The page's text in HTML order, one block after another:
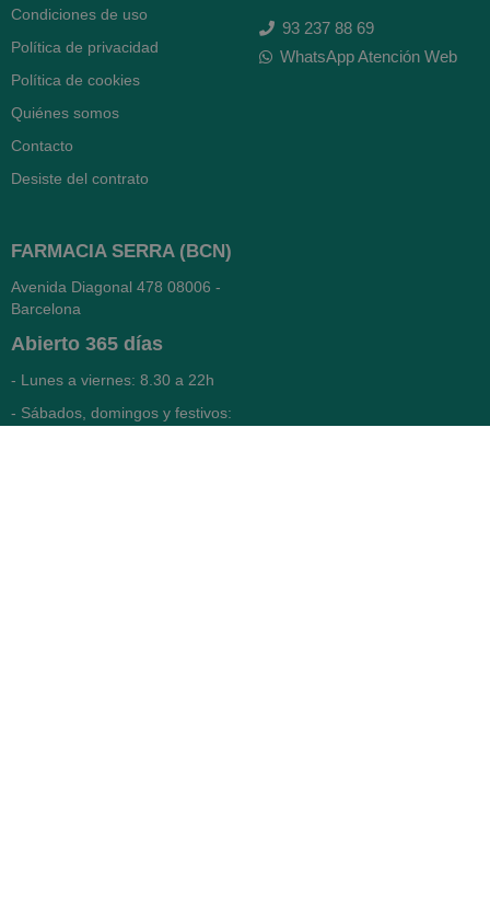
Condiciones de uso
Política de privacidad
Política de cookies
Quiénes somos
Contacto
Desiste del contrato
93 237 88 69
WhatsApp Atención Web
FARMACIA SERRA (BCN)
Avenida Diagonal 478 08006 -
Barcelona
Abierto 365 días
- Lunes a viernes: 8.30 a 22h
- Sábados, domingos y festivos: